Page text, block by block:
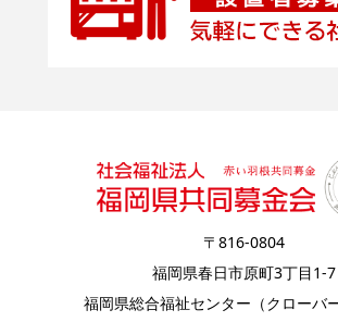
〒816-0804
福岡県春日市原町3丁目1-7
福岡県総合福祉センター（クローバ